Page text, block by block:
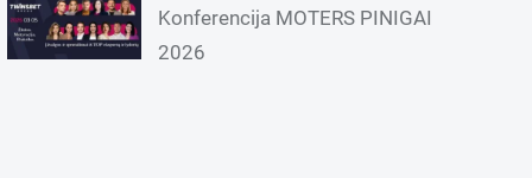
Konferencija MOTERS PINIGAI
2026